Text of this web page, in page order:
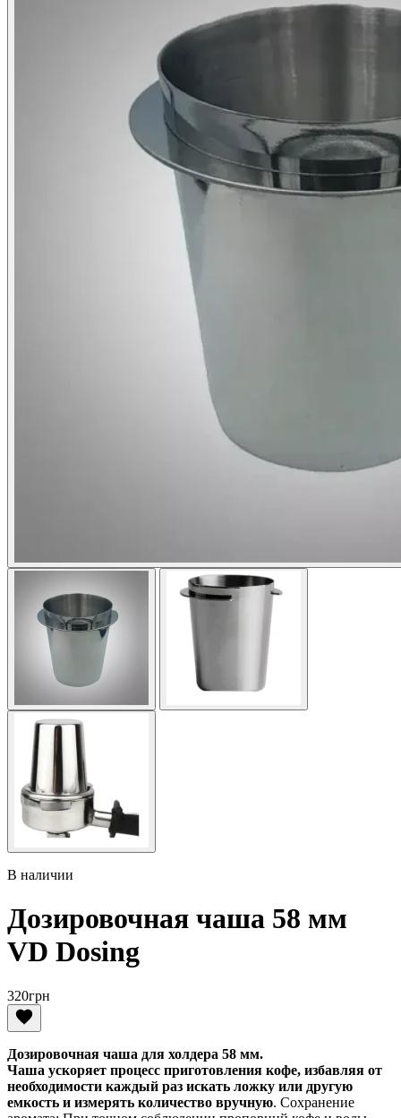
В наличии
Дозировочная чаша 58 мм
VD Dosing
320грн
Дозировочная чаша для холдера 58 мм.
Чаша ускоряет процесс приготовления кофе, избавляя от
необходимости каждый раз искать ложку или другую
емкость и измерять количество вручную. Сохранение